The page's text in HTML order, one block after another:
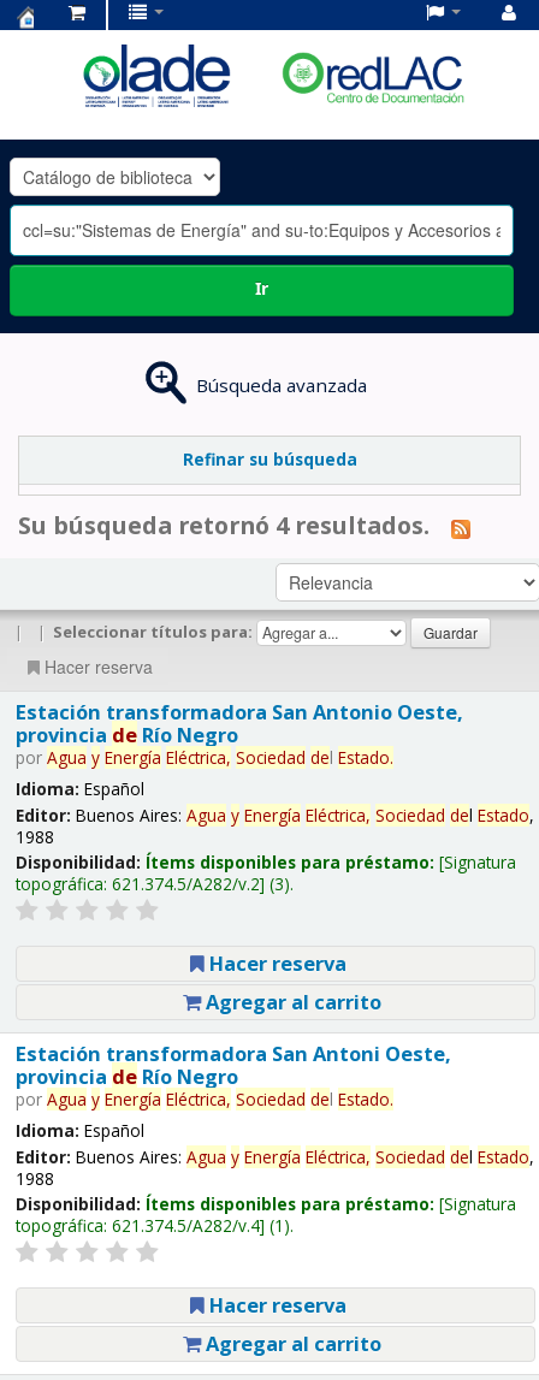
OLADE
-
Ir
Búsqueda avanzada
Refinar su búsqueda
Su búsqueda retornó 4 resultados.
| | Seleccionar títulos para:
Hacer reserva
Estación transformadora San Antonio Oeste,
provincia deRío Negro
por Agua y Energía Eléctrica, Sociedad del Estado.
Idioma: Español
Editor: Buenos Aires: Agua y Energía Eléctrica, Sociedad del Estado,
1988
Disponibilidad: Ítems disponibles para préstamo: Signatura
topográfica: 621.374.5/A282/v.2 (3).
Hacer reserva
Agregar al carrito
Estación transformadora San Antoni Oeste,
provincia deRío Negro
por Agua y Energía Eléctrica, Sociedad del Estado.
Idioma: Español
Editor: Buenos Aires: Agua y Energía Eléctrica, Sociedad del Estado,
1988
Disponibilidad: Ítems disponibles para préstamo: Signatura
topográfica: 621.374.5/A282/v.4 (1).
Hacer reserva
Agregar al carrito